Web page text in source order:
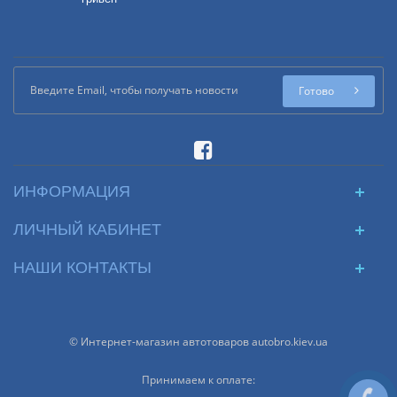
Готово
ИНФОРМАЦИЯ
ЛИЧНЫЙ КАБИНЕТ
НАШИ КОНТАКТЫ
© Интернет-магазин автотоваров autobro.kiev.ua
Принимаем к оплате: